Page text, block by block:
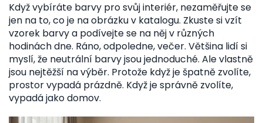
Když vybíráte barvy pro svůj interiér, nezaměřujte se
jen na to, co je na obrázku v katalogu. Zkuste si vzít
vzorek barvy a podívejte se na něj v různých
hodinách dne. Ráno, odpoledne, večer. Většina lidí si
myslí, že neutrální barvy jsou jednoduché. Ale vlastně
jsou nejtěžší na výběr. Protože když je špatně zvolíte,
prostor vypadá prázdně. Když je správně zvolíte,
vypadá jako domov.